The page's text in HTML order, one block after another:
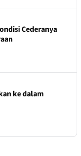
Cederanya
ke dalam